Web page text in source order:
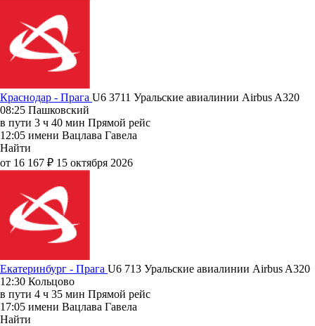
Краснодар - Прага U6 3711 Уральские авиалинии Airbus A320
08:25 Пашковский
в пути 3 ч 40 мин Прямой рейс
12:05 имени Вацлава Гавела
Найти
от 16 167 ₽ 15 октября 2026
Екатеринбург - Прага U6 713 Уральские авиалинии Airbus A320
12:30 Кольцово
в пути 4 ч 35 мин Прямой рейс
17:05 имени Вацлава Гавела
Найти